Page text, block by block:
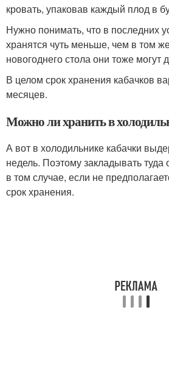
кровать, упаковав каждый плод в
Нужно понимать, что в последних
хранятся чуть меньше, чем в том
новогоднего стола они тоже могут
В целом срок хранения кабачков
месяцев.
Можно ли хранить в
А вот в холодильнике кабачки
недель. Поэтому закладывать
в том случае, если не
срок хранения.